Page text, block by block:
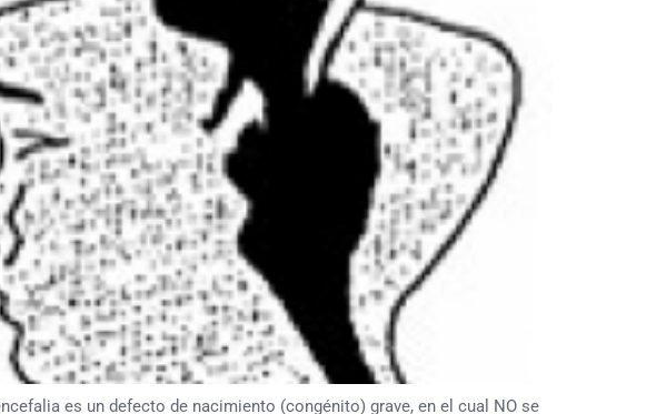
es un defecto de nacimiento (congénito) grave, en el cual NO se